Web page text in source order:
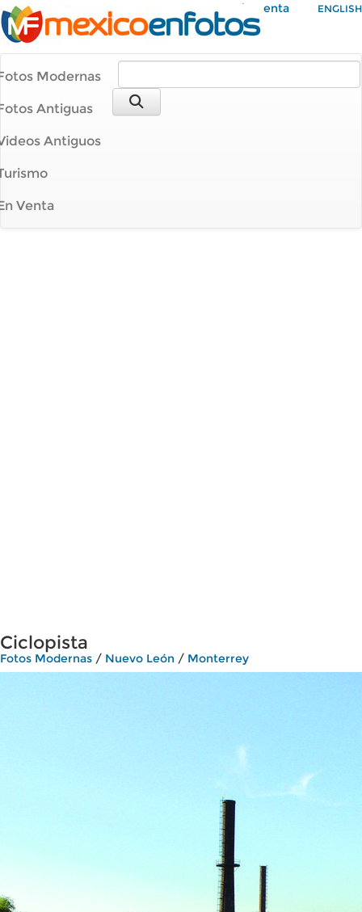
Mi Cuenta ENGLISH
Modernas
Antiguas
Antiguos
Venta
Ciclopista
Fotos Modernas / Nuevo León / Monterrey